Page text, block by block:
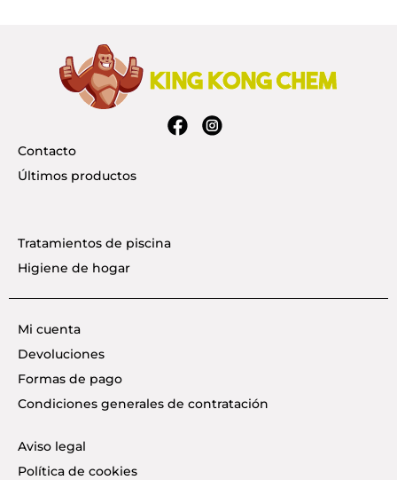
Contacto
Últimos productos
Tratamientos de piscina
Higiene de hogar
Mi cuenta
Devoluciones
Formas de pago
Condiciones generales de contratación
Aviso legal
Política de cookies